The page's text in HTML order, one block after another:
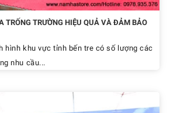
TRỐNG TRƯỜNG HIỆU QUẢ VÀ ĐẢM BẢO
hình khu vực tỉnh bến tre có số lượng các
nhu cầu...